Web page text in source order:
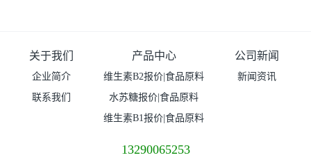
关于我们
企业简介
联系我们
产品中心
维生素B2报价|食品原料
水苏糖报价|食品原料
维生素B1报价|食品原料
公司新闻
新闻资讯
13290065253